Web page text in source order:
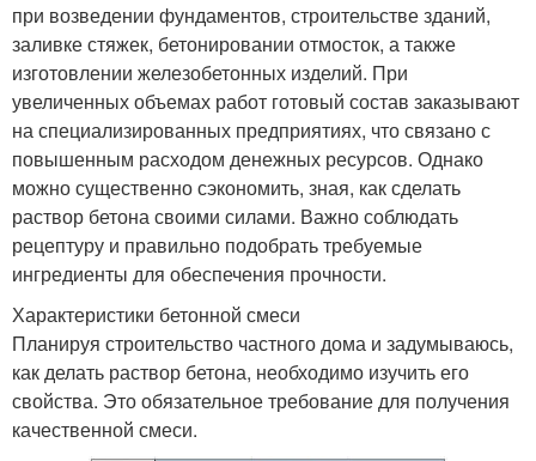
при возведении фундаментов, строительстве зданий,
заливке стяжек, бетонировании отмосток, а также
изготовлении железобетонных изделий. При
увеличенных объемах работ готовый состав заказывают
на специализированных предприятиях, что связано с
повышенным расходом денежных ресурсов. Однако
можно существенно сэкономить, зная, как сделать
раствор бетона своими силами. Важно соблюдать
рецептуру и правильно подобрать требуемые
ингредиенты для обеспечения прочности.
Характеристики бетонной смеси
Планируя строительство частного дома и задумываюсь,
как делать раствор бетона, необходимо изучить его
свойства. Это обязательное требование для получения
качественной смеси.